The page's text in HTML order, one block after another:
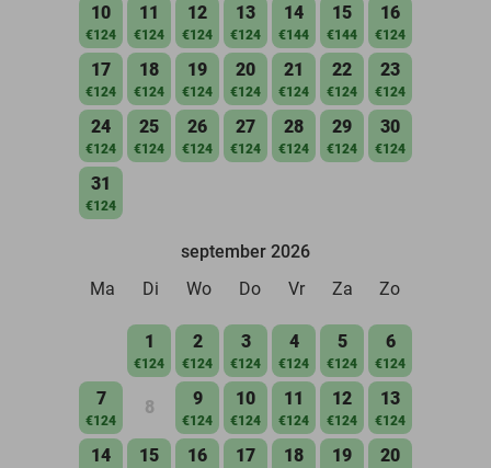
10
€124
11
€124
12
€124
13
€124
14
€144
15
€144
16
€124
17
€124
18
€124
19
€124
20
€124
21
€124
22
€124
23
€124
24
€124
25
€124
26
€124
27
€124
28
€124
29
€124
30
€124
31
€124
september 2026
Ma
Di Wo Do Vr Za Zo
1
€124
2
€124
3
€124
4
€124
5
€124
6
€124
7
€124
8 9
€124
10
€124
11
€124
12
€124
13
€124
14 15 16 17 18 19 20